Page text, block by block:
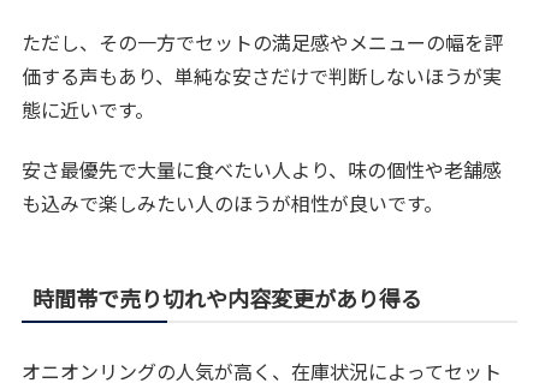
ただし、その一方でセットの満足感やメニューの幅を評
価する声もあり、単純な安さだけで判断しないほうが実
態に近いです。
安さ最優先で大量に食べたい人より、味の個性や老舗感
も込みで楽しみたい人のほうが相性が良いです。
時間帯で売り切れや内容変更があり得る
オニオンリングの人気が高く、在庫状況によってセット